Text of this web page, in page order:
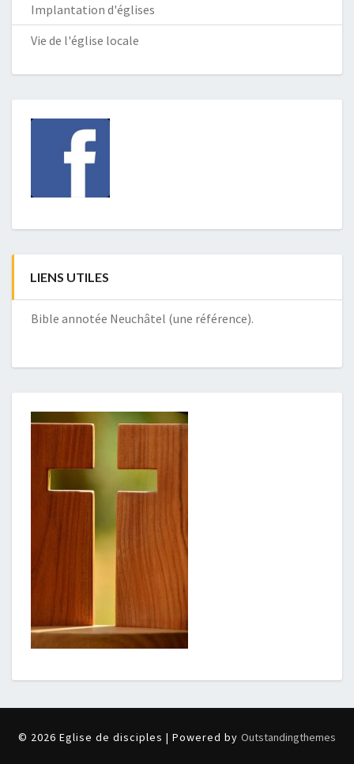
Implantation d'églises
Vie de l'église locale
LIENS UTILES
Bible annotée Neuchâtel (une référence).
© 2026 Eglise de disciples | Powered by Outstandingthemes